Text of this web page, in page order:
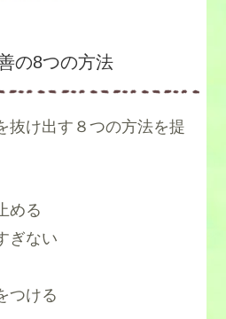
の8つの方法
抜け出す８つの方法を提
める
ぎない
つける